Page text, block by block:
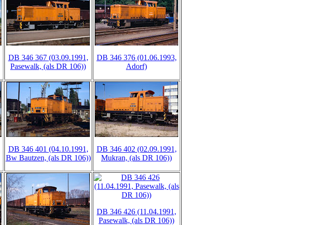
DB 346 367 (03.09.1991,
Pasewalk, (als DR 106))
DB 346 376 (01.06.1993,
Adorf)
DB 346 401 (04.10.1991,
Bw Bautzen, (als DR 106))
DB 346 402 (02.09.1991,
Mukran, (als DR 106))
DB 346 426 (11.04.1991,
Pasewalk, (als DR 106))